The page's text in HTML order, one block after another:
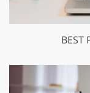
BEST